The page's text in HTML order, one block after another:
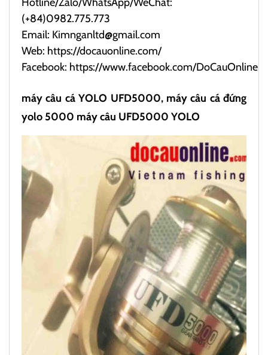
(+84)0982.775.773
Email: Kimnganltd@gmail.com
Web: https://docauonline.com/
Facebook: https://www.facebook.com/DoCauOnline
máy câu cá YOLO UFD5000, máy câu cá đứng
yolo 5000 máy câu UFD5000 YOLO